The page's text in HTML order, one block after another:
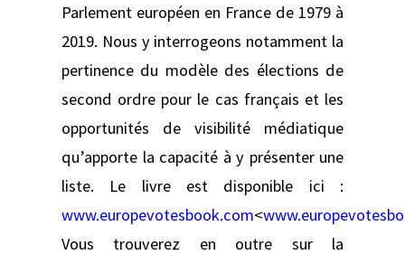
Parlement européen en France de 1979 à
2019. Nous y interrogeons notamment la
pertinence du modèle des élections de
second ordre pour le cas français et les
opportunités de visibilité médiatique
qu’apporte la capacité à y présenter une
liste. Le livre est disponible ici :
www.europevotesbook.com<
Vous trouverez en outre sur la